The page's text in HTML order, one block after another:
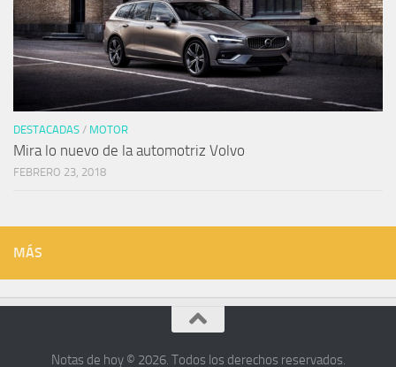
DESTACADAS / MOTOR
Mira lo nuevo de la automotriz Volvo
FEBRERO 23, 2018
MÁS
Notas de hoy © 2026. Todos los derechos reservados.